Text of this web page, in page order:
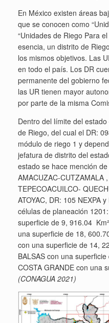
En México existen áreas
que se conocen como
“Unidades de Riego Para
esencia, un distrito de
los mismos objetivos. Las
en todo el país. Los DR
permanente del gobierno
las UR tienen mayor
por parte de la misma
Dentro del límite del
de Riego, del cual el DR:
módulo de riego 1 y
jefatura de distrito del
estado se hace mención
AMACUZAC-CUTZAMALA
TEPECOACUILCO-
ATOYAC, DR: 105 NEXPA
células de planeación
superficie de 9, 916.04
una superficie de 18,
con una superficie de 14,
BALSAS con una
COSTA GRANDE con una
(CONAGUA 2021)